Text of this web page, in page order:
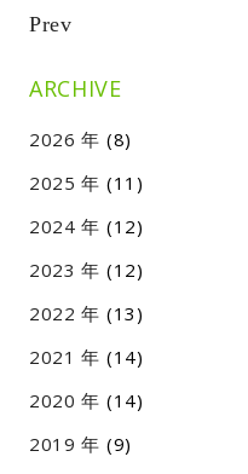
Prev
ARCHIVE
2026
(8)
2025
(11)
2024
(12)
2023
(12)
2022
(13)
2021
(14)
2020
(14)
2019
(9)